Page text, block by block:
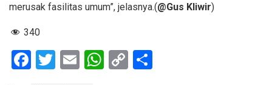
merusak fasilitas umum”, jelasnya.(@Gus Kliwir)
340
F
T
E
W C